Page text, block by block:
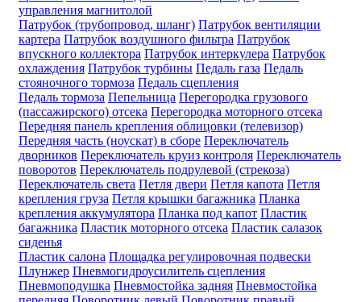
управления магнитолой
Патрубок (трубопровод, шланг) Патрубок вентиляции
картера Патрубок воздушного фильтра Патрубок
впускного коллектора Патрубок интеркулера Патрубок
охлаждения Патрубок турбины Педаль газа Педаль
стояночного тормоза Педаль сцепления
Педаль тормоза Пепельница Перегородка грузового
(пассажирского) отсека Перегородка моторного отсека
Передняя панель крепления облицовки (телевизор)
Передняя часть (ноускат) в сборе Переключатель
дворников Переключатель круиз контроля Переключатель
поворотов Переключатель подрулевой (стрекоза)
Переключатель света Петля двери Петля капота Петля
крепления груза Петля крышки багажника Планка
крепления аккумулятора Планка под капот Пластик
багажника Пластик моторного отсека Пластик салазок
сиденья
Пластик салона Площадка регулировочная подвески
Плунжер Пневмогидроусилитель сцепления
Пневмоподушка Пневмостойка задняя Пневмостойка